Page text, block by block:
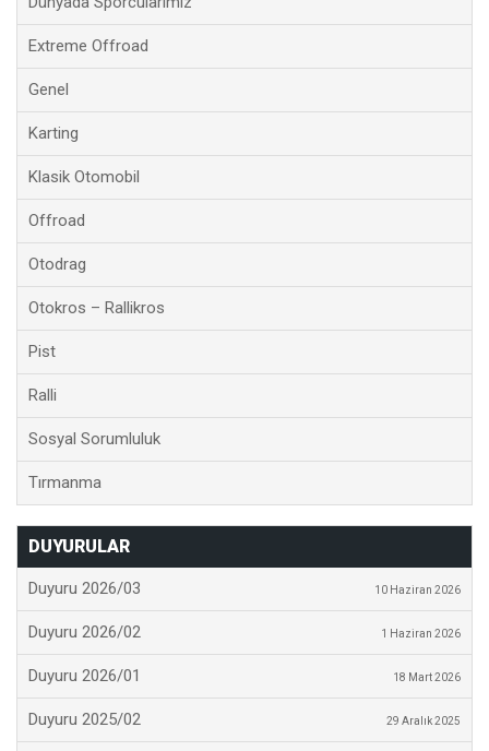
Extreme Offroad
Genel
Karting
Klasik Otomobil
Offroad
Otodrag
Otokros – Rallikros
Pist
Ralli
Sosyal Sorumluluk
Tırmanma
DUYURULAR
Duyuru 2026/03 10 Haziran 2026
Duyuru 2026/02 1 Haziran 2026
Duyuru 2026/01 18 Mart 2026
Duyuru 2025/02 29 Aralık 2025